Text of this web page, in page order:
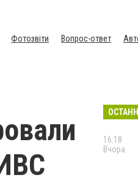
Фотозвіти Вопрос-ответ
16:18
Вчора